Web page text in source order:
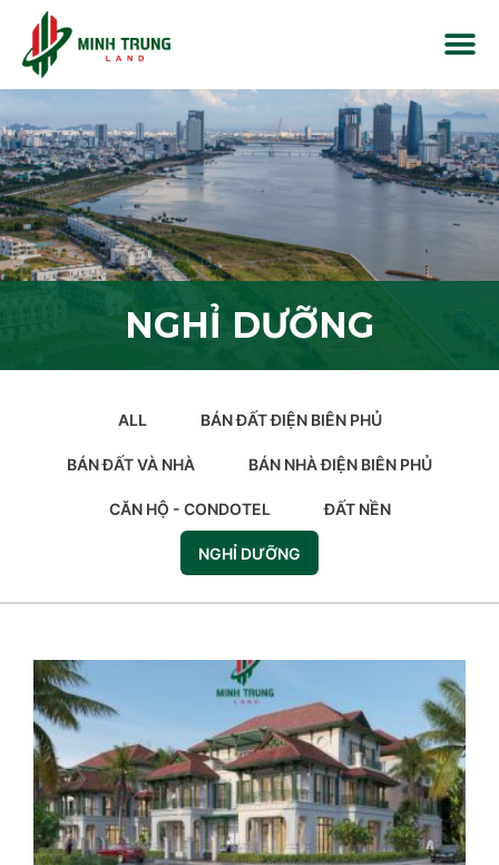
NGHỈ DƯỠNG
ALL BÁN ĐẤT ĐIỆN BIÊN PHỦ
BÁN ĐẤT VÀ NHÀ BÁN NHÀ ĐIỆN BIÊN PHỦ
CĂN HỘ - CONDOTEL ĐẤT NỀN
NGHỈ DƯỠNG